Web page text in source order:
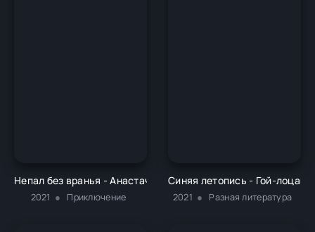
Непал без вранья - Анастачия Мартынова
2021 Приключение
Синяя летопись - Гой-
2021 Разная литература